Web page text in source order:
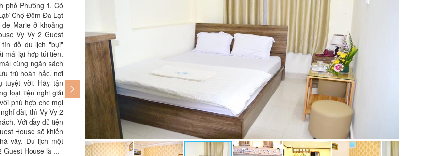
phố Phường 1. Có
Chợ Đêm Đà Lạt
Marie ở khoảng
Vy Vy 2 Guest
tín đồ du lịch "bụi"
mái lại hợp túi tiền.
cùng ngân sách
trú hoàn hảo, nơi
tuyệt vời. Hãy tận
loạt tiện nghi giải
phù hợp cho mọi
dài, thì Vy Vy 2
Với đầy đủ tiện
House sẽ khiến
vậy. Du lịch một
Guest House là ...
lưu trú. Vy Vy 2 Guest House là lựa chọn đúng đắn cho những ai
đang tìm kiếm các nơi nghỉ hợp với túi tiền tại Phường 1. Quầy tiếp
tân 24 giờ luôn sẵn sàng phục vụ quý khách từ thủ tục nhận phòng
đến trả phòng hay bất kỳ yêu cầu nào. Nếu cần giúp đỡ xin hãy liên
hệ đội ngũ tiếp tân, chúng tôi luôn sẵn sàng hỗ trợ quý khách. Sóng
WiFi phủ khắp các khu vực chung của nơi nghỉ cho phép quý khách
luôn kết nối với gia đình và bè bạn. Vy Vy 2 Guest House là lựa
chọn lý tưởng cho những ai đang tìm kiếm một phòng nghỉ thoải
mái với giá thành hợp lý.